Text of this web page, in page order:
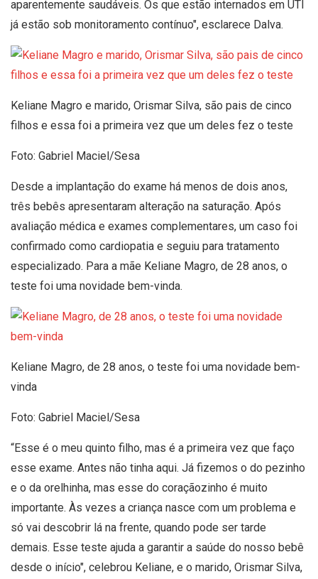
aparentemente saudáveis. Os que estão internados em UTI
já estão sob monitoramento contínuo", esclarece Dalva.
Keliane Magro e marido, Orismar Silva, são pais de cinco
filhos e essa foi a primeira vez que um deles fez o teste
Foto: Gabriel Maciel/Sesa
Desde a implantação do exame há menos de dois anos,
três bebês apresentaram alteração na saturação. Após
avaliação médica e exames complementares, um caso foi
confirmado como cardiopatia e seguiu para tratamento
especializado. Para a mãe Keliane Magro, de 28 anos, o
teste foi uma novidade bem-vinda.
Keliane Magro, de 28 anos, o teste foi uma novidade bem-
vinda
Foto: Gabriel Maciel/Sesa
“Esse é o meu quinto filho, mas é a primeira vez que faço
esse exame. Antes não tinha aqui. Já fizemos o do pezinho
e o da orelhinha, mas esse do coraçãozinho é muito
importante. Às vezes a criança nasce com um problema e
só vai descobrir lá na frente, quando pode ser tarde
demais. Esse teste ajuda a garantir a saúde do nosso bebê
desde o início", celebrou Keliane, e o marido, Orismar Silva,